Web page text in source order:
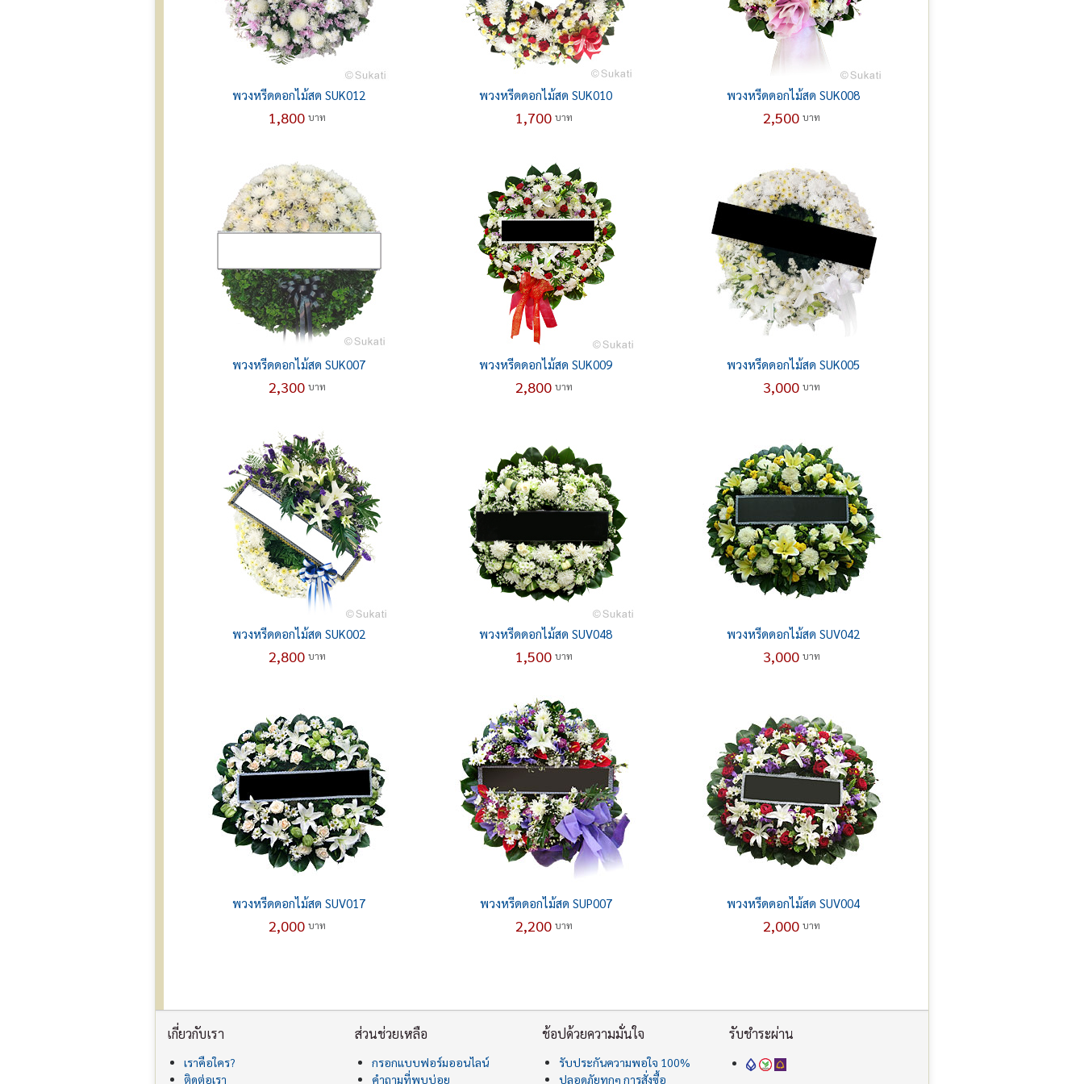
พวงหรีดดอกไม้สด SUK012
1,800 บาท
พวงหรีดดอกไม้สด SUK010
1,700บาท
พวงหรีดดอกไม้สด SUK008
2,500บาท
พวงหรีดดอกไม้สด SUK007
2,300 บาท
พวงหรีดดอกไม้สด SUK009
2,800บาท
พวงหรีดดอกไม้สด SUK005
3,000บาท
พวงหรีดดอกไม้สด SUK002
2,800 บาท
พวงหรีดดอกไม้สด SUV048
1,500บาท
พวงหรีดดอกไม้สด SUV042
3,000บาท
พวงหรีดดอกไม้สด SUV017
2,000 บาท
พวงหรีดดอกไม้สด SUP007
2,200บาท
พวงหรีดดอกไม้สด SUV004
2,000บาท
เกี่ยวกับเรา
เราคือใคร?
ติดต่อเรา
ส่วนช่วยเหลือ
กรอกแบบฟอร์มออนไลน์
คำถามที่พบบ่อย
ช้อปด้วยความมั่นใจ
รับประกันความพอใจ 100%
ปลอดภัยทุกๆ การสั่งซื้อ
รับชำระผ่าน